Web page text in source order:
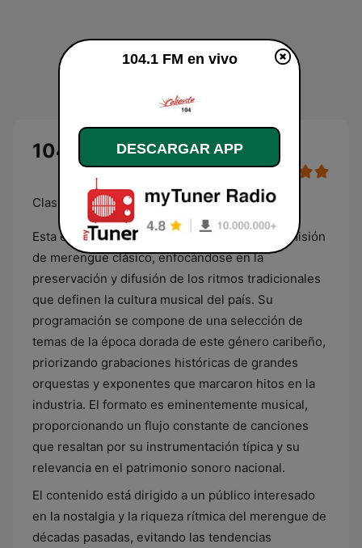
104.1 FM en vivo
Clasicos Del Marengue
Esta emisora dominicana se dedica a la transmisión
de merengue clásico, enfocándose en la
preservación y difusión de los ritmos tradicionales
que definen la cultura musical del país. Su
programación se compone de una selección de
temas de la época dorada de este género caribeño,
priorizando grabaciones históricas de grandes
orquestas y exponentes que marcaron hitos en la
industria. El formato es eminentemente musical,
proporcionando un flujo constante de canciones
que resaltan por su instrumentación típica y su
relevancia en el patrimonio sonoro nacional.
El contenido está dirigido a un público interesado
en la nostalgia y la riqueza rítmica del merengue de
décadas pasadas, evitando las tendencias
104.1 FM en vivo
DESCARGAR APP